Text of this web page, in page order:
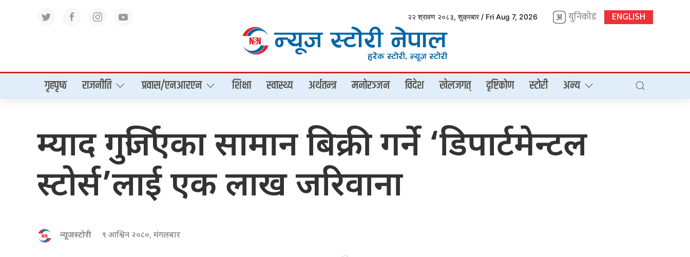
२२ श्रावण २०८३, शुक्रबार / Fri Aug 7, 2026 युनिकोड ENGLISH
गृहपृष्‍ठ राजनीति प्रवास/एनआरएन शिक्षा स्वास्थ्य अर्थतन्त्र मनोरञ्जन विदेश खेलजगत् दृष्टिकोण स्टोरी अन्य
म्याद गुर्जिएका सामान बिक्री गर्ने ‘डिपार्टमेन्टल
स्टोर्स’लाई एक लाख जरिवाना
न्यूजस्टोरी ९ आश्विन २०८०, मंगलबार